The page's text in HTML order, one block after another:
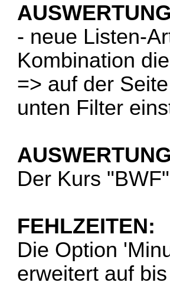
- neue Listen-
Kombination
=> auf der
unten Filter
Der Kurs
FEHLZEITEN:
Die Option
erweitert auf